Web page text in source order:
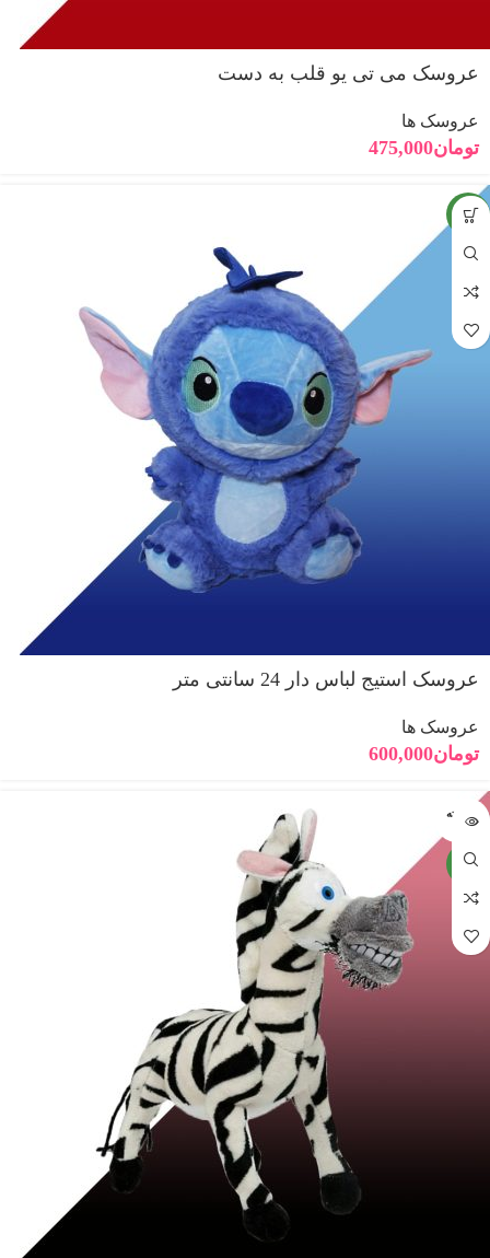
عروسک می تی یو قلب به دست
عروسک ها
تومان475,000
جدید
عروسک استیج لباس دار 24 سانتی متر
عروسک ها
تومان600,000
فروخته
شده
جدید